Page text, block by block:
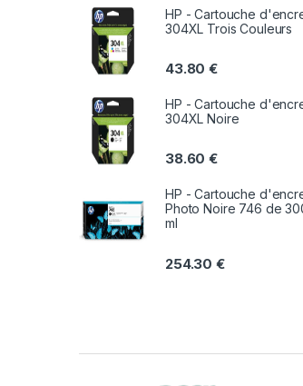
HP - Cartouche
304XL Trois Couleurs
43.80€
HP - Cartouche
304XL Noire
38.60€
HP - Cartouche
Photo Noire 746 de
ml
254.30€